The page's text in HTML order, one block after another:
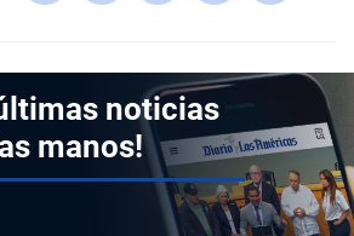
noticias
manos!